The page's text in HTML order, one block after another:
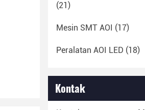
(21)
Mesin SMT AOI (17)
Peralatan AOI LED (18)
Kontak